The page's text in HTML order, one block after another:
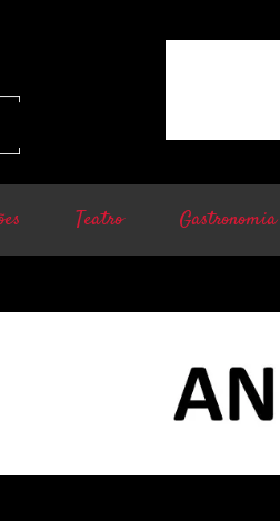
Teatro Gastronomia